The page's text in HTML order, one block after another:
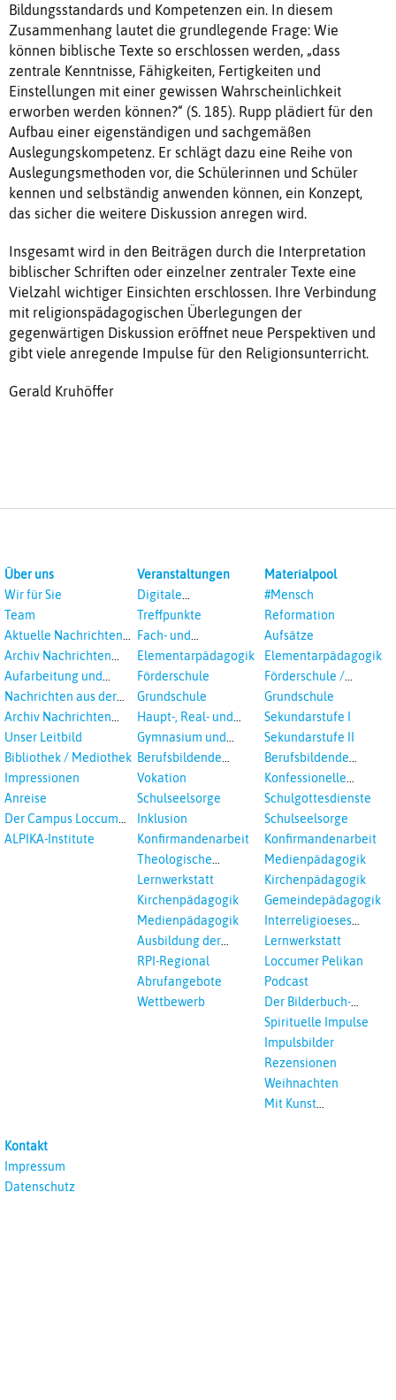
Bildungsstandards und Kompetenzen ein. In diesem
Zusammenhang lautet die grundlegende Frage: Wie
können biblische Texte so erschlossen werden, „dass
zentrale Kenntnisse, Fähigkeiten, Fertigkeiten und
Einstellungen mit einer gewissen Wahrscheinlichkeit
erworben werden können?“ (S. 185). Rupp plädiert für den
Aufbau einer eigenständigen und sachgemäßen
Auslegungskompetenz. Er schlägt dazu eine Reihe von
Auslegungsmethoden vor, die Schülerinnen und Schüler
kennen und selbständig anwenden können, ein Konzept,
das sicher die weitere Diskussion anregen wird.
Insgesamt wird in den Beiträgen durch die Interpretation
biblischer Schriften oder einzelner zentraler Texte eine
Vielzahl wichtiger Einsichten erschlossen. Ihre Verbindung
mit religionspädagogischen Überlegungen der
gegenwärtigen Diskussion eröffnet neue Perspektiven und
gibt viele anregende Impulse für den Religionsunterricht.
Gerald Kruhöffer
Über uns
Wir für Sie
Team
Aktuelle Nachrichten
aus dem RPI
Archiv Nachrichten
aus dem RPI ab 2018
Aufarbeitung und
Prävention
Landeskirche und EKD
Nachrichten aus der
Landeskirche
Archiv Nachrichten
aus der Landeskirche
Unser Leitbild
Bibliothek / Mediothek
Impressionen
Anreise
Der Campus Loccum
und Loccumer
ALPIKA-Institute
Veranstaltungen
Digitale
Veranstaltungen
Treffpunkte
Fach- und
Studientagungen
Elementarpädagogik
Förderschule
Grundschule
Haupt-, Real- und
Oberschule
Gymnasium und
Gesamtschule
Berufsbildende
Schulen
Vokation
Schulseelsorge
Inklusion
Konfirmandenarbeit
Theologische
Fortbildungen,
Interreligöses Lernen
Lernwerkstatt
Kirchenpädagogik
Medienpädagogik
Ausbildung der
Vikar*innen
RPI-Regional
Abrufangebote
Wettbewerb
Materialpool
#Mensch
Reformation
Aufsätze
Elementarpädagogik
Förderschule /
Inklusion
Grundschule
Sekundarstufe I
Sekundarstufe II
Berufsbildende
Schulen
Konfessionelle
Kooperation
Schulgottesdienste
Schulseelsorge
Konfirmandenarbeit
Medienpädagogik
Kirchenpädagogik
Gemeindepädagogik
Interreligioeses
Lernen
Lernwerkstatt
Loccumer Pelikan
Podcast
Der Bilderbuch-
Podcast
Spirituelle Impulse
Impulsbilder
Rezensionen
Weihnachten
Mit Kunst
Kontakt
Impressum
Datenschutz